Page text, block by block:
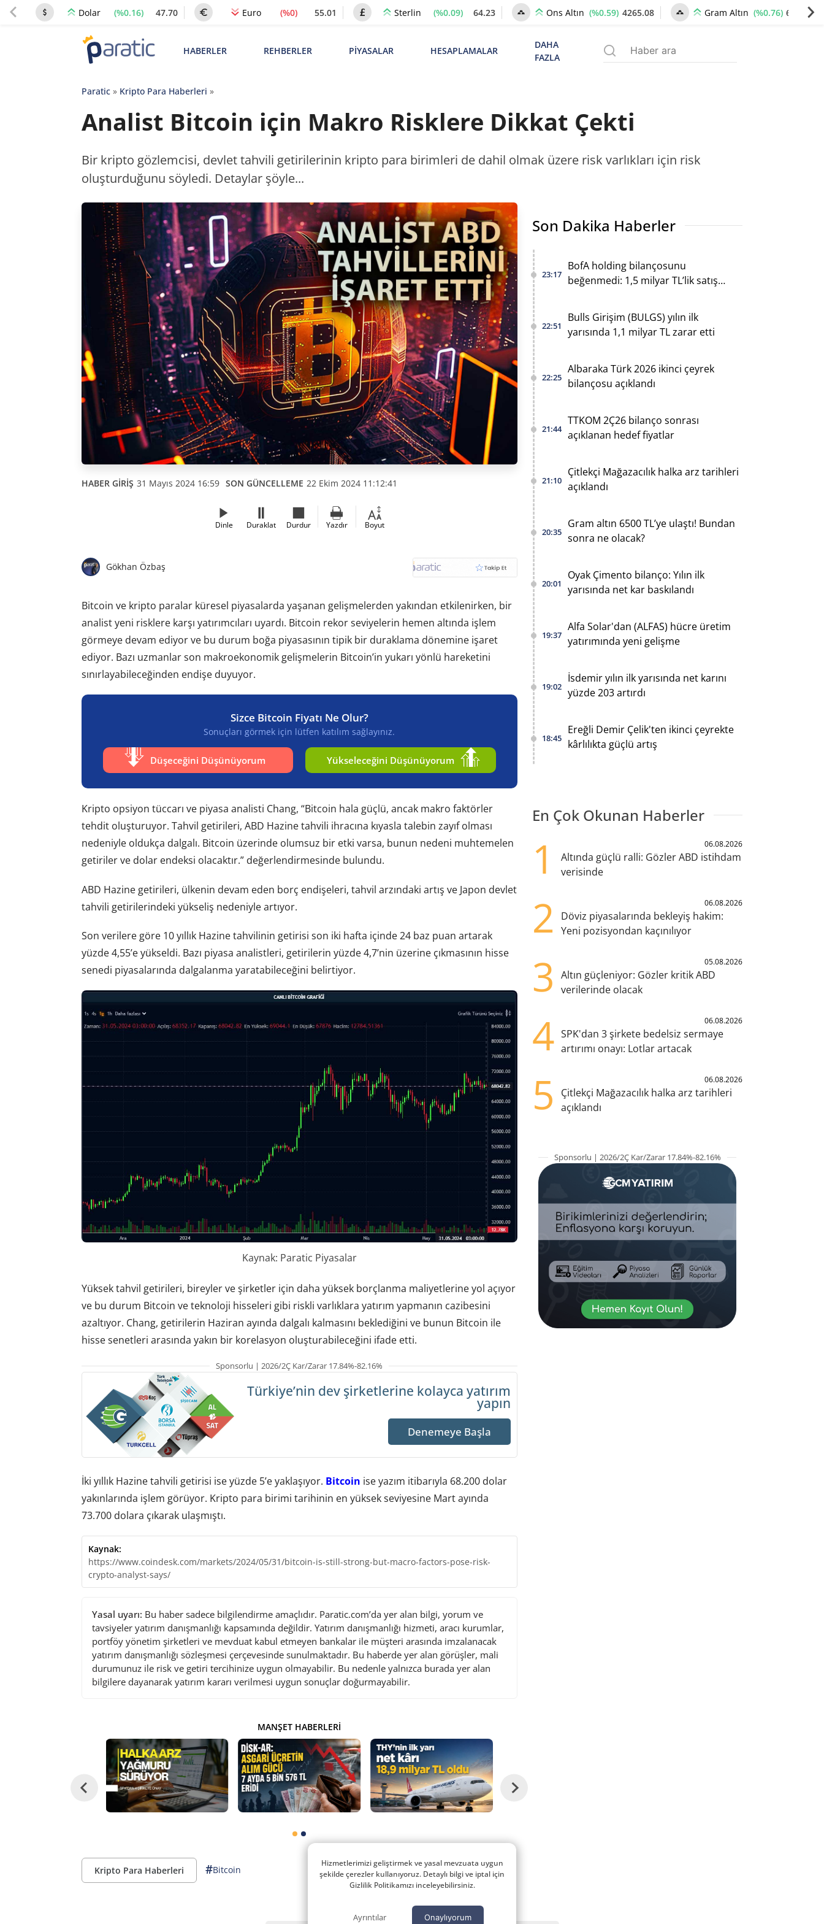
Dolar (%0.16) 47.70 Euro (%0) 55.01 Sterlin (%0.09) 64.23 Ons Altın (%0.59) 4265.08 Gram Altın (%0.76) 6541.69
HABERLER REHBERLER PİYASALAR HESAPLAMALAR
DAHA
FAZLA
Paratic» Kripto Para Haberleri »
Analist Bitcoin için Makro Risklere Dikkat Çekti
Bir kripto gözlemcisi, devlet tahvili getirilerinin kripto para birimleri de dahil olmak üzere risk varlıkları için risk
oluşturduğunu söyledi. Detaylar şöyle...
HABER GİRİŞ 31 Mayıs 2024 16:59 SON GÜNCELLEME 22 Ekim 2024 11:12:41
Dinle Duraklat Durdur Yazdır Boyut
Gökhan Özbaş
Bitcoin ve kripto paralar küresel piyasalarda yaşanan gelişmelerden yakından etkilenirken, bir
analist yeni risklere karşı yatırımcıları uyardı. Bitcoin rekor seviyelerin hemen altında işlem
görmeye devam ediyor ve bu durum boğa piyasasının tipik bir duraklama dönemine işaret
ediyor. Bazı uzmanlar son makroekonomik gelişmelerin Bitcoin’in yukarı yönlü hareketini
sınırlayabileceğinden endişe duyuyor.
Sizce Bitcoin Fiyatı Ne Olur?
Sonuçları görmek için lütfen katılım sağlayınız.
Düşeceğini Düşünüyorum Yükseleceğini Düşünüyorum
Kripto opsiyon tüccarı ve piyasa analisti Chang, “Bitcoin hala güçlü, ancak makro faktörler
tehdit oluşturuyor. Tahvil getirileri, ABD Hazine tahvili ihracına kıyasla talebin zayıf olması
nedeniyle oldukça dalgalı. Bitcoin üzerinde olumsuz bir etki varsa, bunun nedeni muhtemelen
getiriler ve dolar endeksi olacaktır.” değerlendirmesinde bulundu.
ABD Hazine getirileri, ülkenin devam eden borç endişeleri, tahvil arzındaki artış ve Japon devlet
tahvili getirilerindeki yükseliş nedeniyle artıyor.
Son verilere göre 10 yıllık Hazine tahvilinin getirisi son iki hafta içinde 24 baz puan artarak
yüzde 4,55’e yükseldi. Bazı piyasa analistleri, getirilerin yüzde 4,7’nin üzerine çıkmasının hisse
senedi piyasalarında dalgalanma yaratabileceğini belirtiyor.
Kaynak: Paratic Piyasalar
Yüksek tahvil getirileri, bireyler ve şirketler için daha yüksek borçlanma maliyetlerine yol açıyor
ve bu durum Bitcoin ve teknoloji hisseleri gibi riskli varlıklara yatırım yapmanın cazibesini
azaltıyor. Chang, getirilerin Haziran ayında dalgalı kalmasını beklediğini ve bunun Bitcoin ile
hisse senetleri arasında yakın bir korelasyon oluşturabileceğini ifade etti.
Sponsorlu | 2026/2Ç Kar/Zarar 17.84%-82.16%
Türkiye’nin dev şirketlerine kolayca yatırım
yapın
Denemeye Başla
İki yıllık Hazine tahvili getirisi ise yüzde 5’e yaklaşıyor. Bitcoin ise yazım itibarıyla 68.200 dolar
yakınlarında işlem görüyor. Kripto para birimi tarihinin en yüksek seviyesine Mart ayında
73.700 dolara çıkarak ulaşmıştı.
Kaynak:
https://www.coindesk.com/markets/2024/05/31/bitcoin-is-still-strong-but-macro-factors-pose-risk-
crypto-analyst-says/
Yasal uyarı: Bu haber sadece bilgilendirme amaçlıdır. Paratic.com’da yer alan bilgi, yorum ve
tavsiyeler yatırım danışmanlığı kapsamında değildir. Yatırım danışmanlığı hizmeti, aracı kurumlar,
portföy yönetim şirketleri ve mevduat kabul etmeyen bankalar ile müşteri arasında imzalanacak
yatırım danışmanlığı sözleşmesi çerçevesinde sunulmaktadır. Bu haberde yer alan görüşler, mali
durumunuz ile risk ve getiri tercihinize uygun olmayabilir. Bu nedenle yalnızca burada yer alan
bilgilere dayanarak yatırım kararı verilmesi uygun sonuçlar doğurmayabilir.
MANŞET HABERLERI
Kripto Para Haberleri #Bitcoin
Son Dakika Haberler
23:17
BofA holding bilançosunu
beğenmedi: 1,5 milyar TL’lik satış
22:51
Bulls Girişim (BULGS) yılın ilk
yarısında 1,1 milyar TL zarar etti
22:25
Albaraka Türk 2026 ikinci çeyrek
bilançosu açıklandı
21:44
TTKOM 2Ç26 bilanço sonrası
açıklanan hedef fiyatlar
21:10
Çitlekçi Mağazacılık halka arz tarihleri
açıklandı
20:35
Gram altın 6500 TL’ye ulaştı! Bundan
sonra ne olacak?
20:01
Oyak Çimento bilanço: Yılın ilk
yarısında net kar baskılandı
19:37
Alfa Solar'dan (ALFAS) hücre üretim
yatırımında yeni gelişme
19:02
İsdemir yılın ilk yarısında net karını
yüzde 203 artırdı
18:45
Ereğli Demir Çelik'ten ikinci çeyrekte
kârlılıkta güçlü artış
En Çok Okunan Haberler
1 06.08.2026
Altında güçlü ralli: Gözler ABD istihdam
verisinde
2 06.08.2026
Döviz piyasalarında bekleyiş hakim:
Yeni pozisyondan kaçınılıyor
3 05.08.2026
Altın güçleniyor: Gözler kritik ABD
verilerinde olacak
4 06.08.2026
SPK'dan 3 şirkete bedelsiz sermaye
artırımı onayı: Lotlar artacak
5 06.08.2026
Çitlekçi Mağazacılık halka arz tarihleri
açıklandı
Sponsorlu | 2026/2Ç Kar/Zarar 17.84%-82.16%
Hizmetlerimizi geliştirmek ve yasal mevzuata uygun
şekilde çerezler kullanıyoruz. Detaylı bilgi ve iptal için
Gizlilik Politikamızı inceleyebilirsiniz.
Ayrıntılar Onaylıyorum